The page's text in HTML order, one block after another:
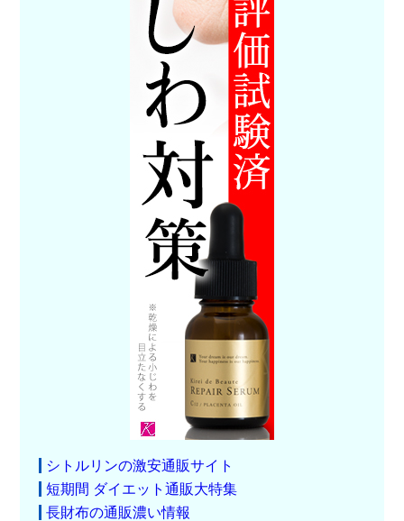
シトルリンの激安通販サイト
短期間 ダイエット通販大特集
長財布の通販濃い情報